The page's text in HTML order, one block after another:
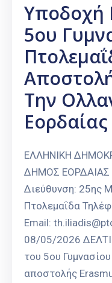
Υποδοχή
5ου
Την
Εορδαίας
ΕΛΛΗΝΙΚΗ
ΔΗΜΟΣ ΕΟΡΔΑΙΑΣ
Διεύθυνση: 25ης
Πτολεμαΐδα
Email:
08/05/2026
του 5ου
αποστολής